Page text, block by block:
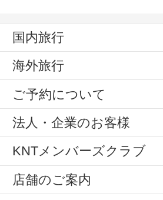
国内旅行
海外旅行
ご予約について
法人・企業のお客様
KNTメンバーズクラブ
店舗のご案内